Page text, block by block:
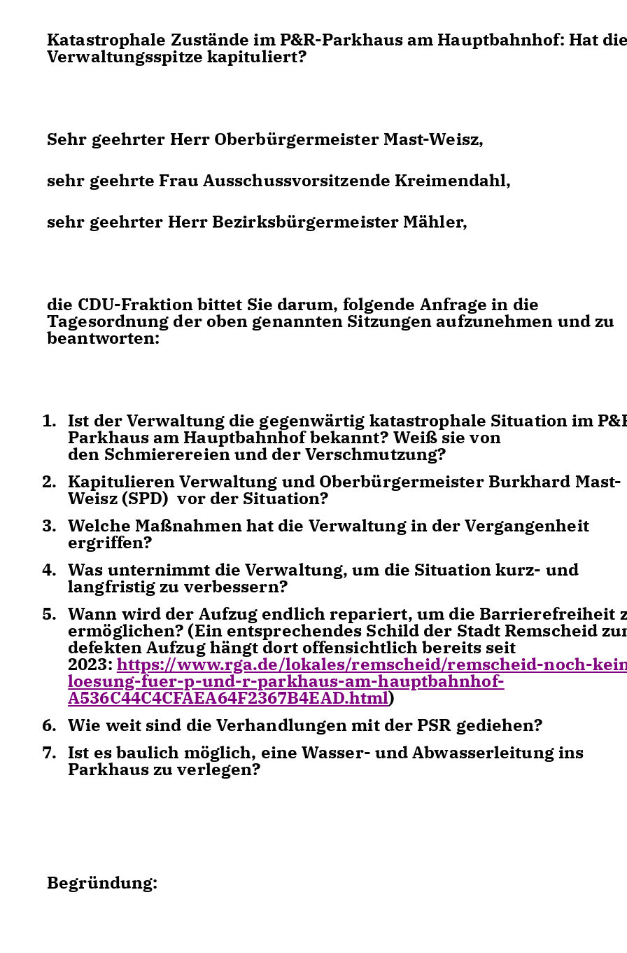
Katastrophale Zustände im P&R-Parkhaus am Hauptbahnhof: Hat
Verwaltungsspitze kapituliert?
Sehr geehrter Herr Oberbürgermeister Mast-Weisz,
sehr geehrte Frau Ausschussvorsitzende Kreimendahl,
sehr geehrter Herr Bezirksbürgermeister Mähler,
die CDU-Fraktion bittet Sie darum, folgende Anfrage in die
Tagesordnung der oben genannten Sitzungen aufzunehmen und zu
beantworten:
Ist der Verwaltung die gegenwärtig katastrophale Situation im
Parkhaus am Hauptbahnhof bekannt? Weiß sie von
den Schmierereien und der Verschmutzung?
Kapitulieren Verwaltung und Oberbürgermeister Burkhard Mast-
Weisz (SPD) vor der Situation?
Welche Maßnahmen hat die Verwaltung in der Vergangenheit
ergriffen?
Was unternimmt die Verwaltung, um die Situation kurz- und
langfristig zu verbessern?
Wann wird der Aufzug endlich repariert, um die Barrierefreiheit
ermöglichen? (Ein entsprechendes Schild der Stadt Remscheid
defekten Aufzug hängt dort offensichtlich bereits seit
2023: https://www.rga.de/lokales/remscheid/remscheid-noch-
loesung-fuer-p-und-r-parkhaus-am-hauptbahnhof-
A536C44C4CFAEA64F2367B4EAD.html)
Wie weit sind die Verhandlungen mit der PSR gediehen?
Ist es baulich möglich, eine Wasser- und Abwasserleitung ins
Parkhaus zu verlegen?
Begründung: